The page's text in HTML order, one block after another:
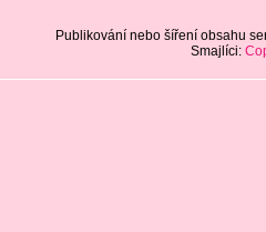
Publikování nebo šíření obsahu
Smajlíci: